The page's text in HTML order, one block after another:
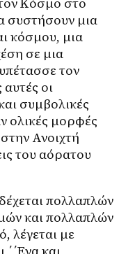
συστήσουν μια
κόσμου, μια
σε μια
τον
οι
συμβολικές
ολικές μορφές
Ανοιχτή
του αόρατου
πολλαπλών
και πολλαπλών
λέγεται με